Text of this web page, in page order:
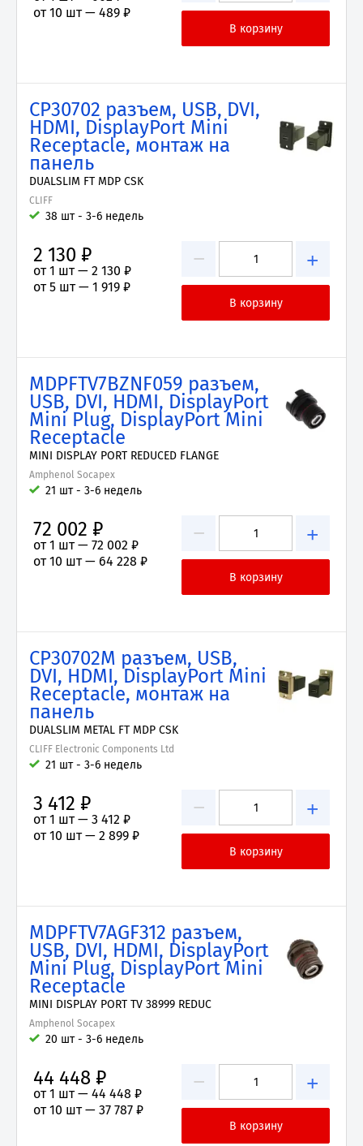
от 10 шт — 489 ₽
CP30702 разъем, USB, DVI,
HDMI, DisplayPort Mini
Receptacle, монтаж на
панель
DUALSLIM FT MDP CSK
CLIFF
38 шт - 3-6 недель
− +
2 130 ₽
от 1 шт — 2 130 ₽
от 5 шт — 1 919 ₽
MDPFTV7BZNF059 разъем,
USB, DVI, HDMI, DisplayPort
Mini Plug, DisplayPort Mini
Receptacle
MINI DISPLAY PORT REDUCED FLANGE
Amphenol Socapex
21 шт - 3-6 недель
− +
72 002 ₽
от 1 шт — 72 002 ₽
от 10 шт — 64 228 ₽
CP30702M разъем, USB,
DVI, HDMI, DisplayPort Mini
Receptacle, монтаж на
панель
DUALSLIM METAL FT MDP CSK
CLIFF Electronic Components Ltd
21 шт - 3-6 недель
− +
3 412 ₽
от 1 шт — 3 412 ₽
от 10 шт — 2 899 ₽
MDPFTV7AGF312 разъем,
USB, DVI, HDMI, DisplayPort
Mini Plug, DisplayPort Mini
Receptacle
MINI DISPLAY PORT TV 38999 REDUC
Amphenol Socapex
20 шт - 3-6 недель
− +
44 448 ₽
от 1 шт — 44 448 ₽
от 10 шт — 37 787 ₽